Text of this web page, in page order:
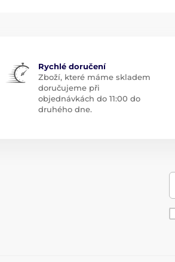
Rychlé doručení
Zboží, které máme skladem
doručujeme při
objednávkách do 11:00 do
druhého dne.